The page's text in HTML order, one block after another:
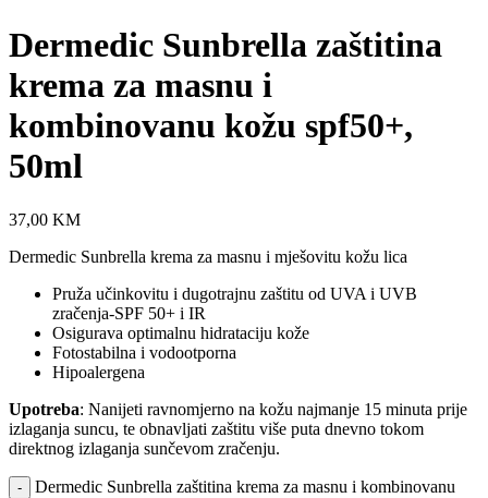
Dermedic Sunbrella zaštitina
krema za masnu i
kombinovanu kožu spf50+,
50ml
37,00 KM
Dermedic Sunbrella krema za masnu i mješovitu kožu lica
Pruža učinkovitu i dugotrajnu zaštitu od UVA i UVB
zračenja-SPF 50+ i IR
Osigurava optimalnu hidrataciju kože
Fotostabilna i vodootporna
Hipoalergena
Upotreba: Nanijeti ravnomjerno na kožu najmanje 15 minuta prije
izlaganja suncu, te obnavljati zaštitu više puta dnevno tokom
direktnog izlaganja sunčevom zračenju.
Dermedic Sunbrella zaštitina krema za masnu i kombinovanu